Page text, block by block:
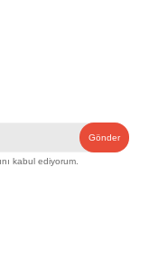
Gönder
kabul ediyorum.